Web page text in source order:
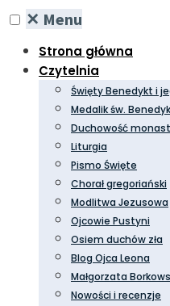
✕ Menu
Strona główna
Czytelnia
Święty Benedykt i
Medalik św.
Duchowość
Liturgia
Pismo Święte
Chorał gregoriański
Modlitwa Jezusowa
Ojcowie Pustyni
Osiem duchów zła
Blog Ojca Leona
Małgorzata
Nowości i recenzje